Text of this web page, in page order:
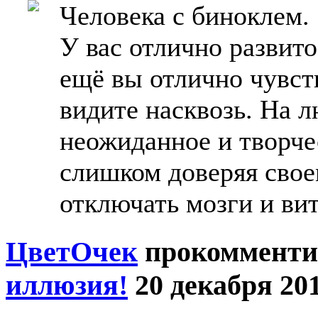
Человека с биноклем.
У вас отлично
ещё вы отлично
видите насквозь. На
неожиданное и
слишком доверяя
отключать мозги и
ЦветOчек
иллюзия! 20 декабря